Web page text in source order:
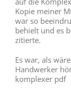
Kopie meiner
war so
behielt und es
zitierte.
Es war, als
Handwerker
komplexer pdf